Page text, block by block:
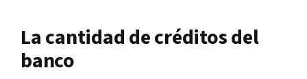
La cantidad de créditos del
banco